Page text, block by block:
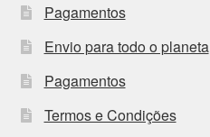
Pagamentos
Envio para todo o planeta
Pagamentos
Termos e Condições